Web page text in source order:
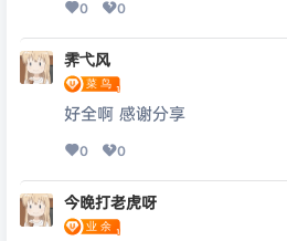
0 0
霁弋风
好全啊 感谢分享
0 0
今晚打老虎呀